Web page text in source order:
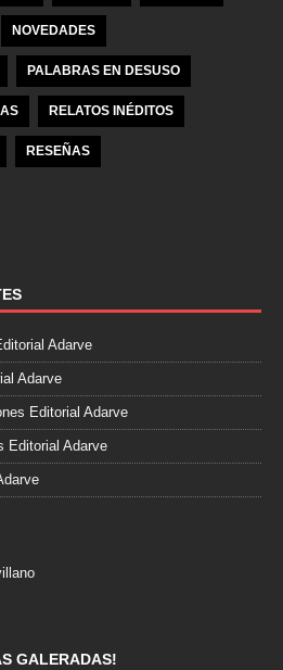
NOVEDADES
PALABRAS EN DESUSO
RELATOS INÉDITOS
RESEÑAS
Adarve
Adarve
Editorial Adarve
Editorial Adarve
GALERADAS!